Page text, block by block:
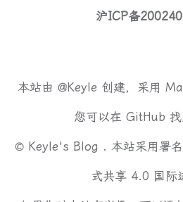
沪ICP备
本站由 @Keyle 创建，采用
您可以在 GitHub
© Keyle's Blog . 本站采用署
式共享 4.0 国际